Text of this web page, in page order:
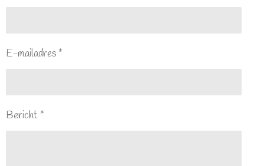
E-mailadres *
Bericht *